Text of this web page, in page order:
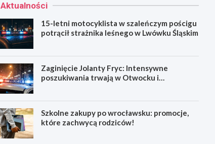
Aktualności
15-letni motocyklista w szaleńczym pościgu
potrącił strażnika leśnego w Lwówku Śląskim
Zaginięcie Jolanty Fryc: Intensywne
poszukiwania trwają w Otwocku i
Szkolne zakupy po wrocławsku: promocje,
które zachwycą rodziców!